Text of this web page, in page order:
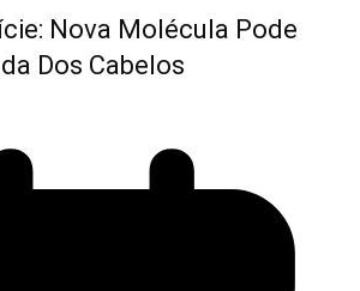
Nova Molécula Pode
Dos Cabelos